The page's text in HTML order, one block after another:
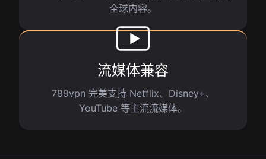
全球内容。
流媒体兼容
789vpn 完美支持 Netflix、Disney+、
YouTube 等主流流媒体。